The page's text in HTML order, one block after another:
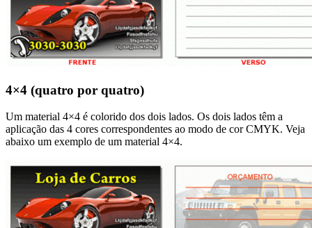
4×4 (quatro por quatro)
Um material 4×4 é colorido dos dois lados. Os dois lados têm a
aplicação das 4 cores correspondentes ao modo de cor CMYK. Veja
abaixo um exemplo de um material 4×4.